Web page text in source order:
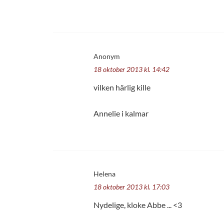
Anonym
18 oktober 2013 kl. 14:42
vilken härlig kille
Annelie i kalmar
Helena
18 oktober 2013 kl. 17:03
Nydelige, kloke Abbe ... <3